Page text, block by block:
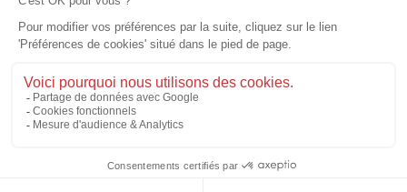
Gestion des cookies
Politique de vie privée
CGV
Règlement intérieur